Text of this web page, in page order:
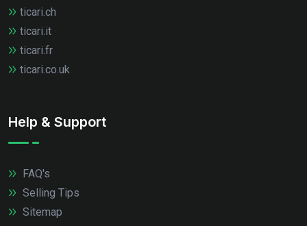
ticari.ch
ticari.it
ticari.fr
ticari.co.uk
Help & Support
FAQ's
Selling Tips
Sitemap